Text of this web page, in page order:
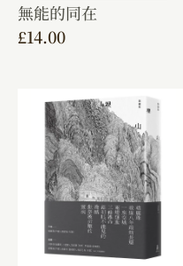
無能的同在
£14.00